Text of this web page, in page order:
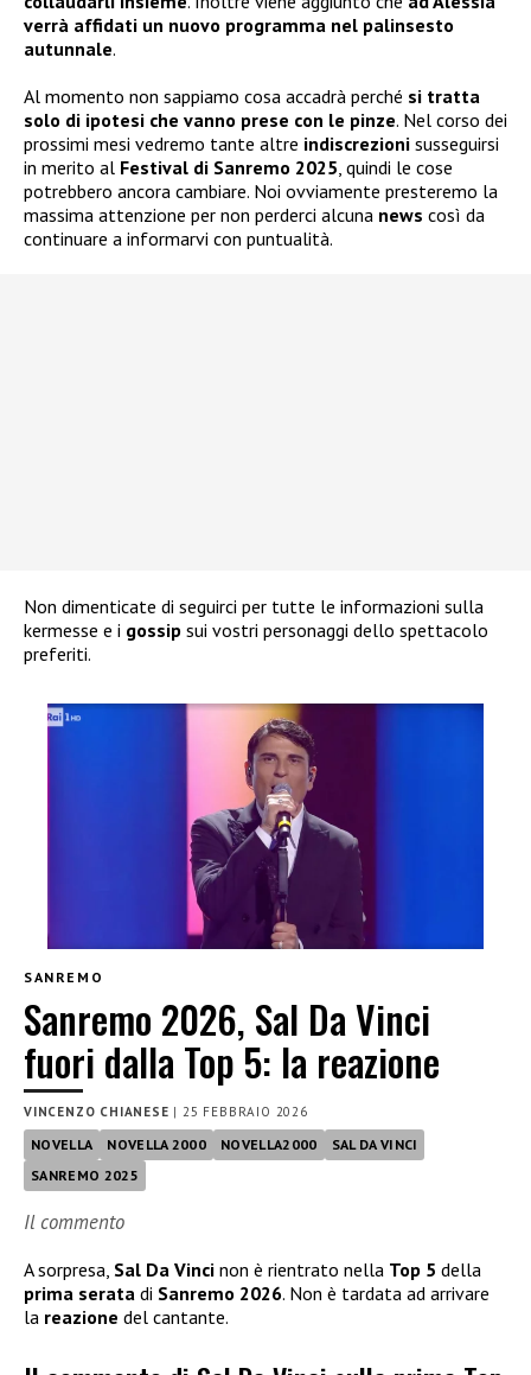
verrà affidati un nuovo programma nel palinsesto
autunnale.
Al momento non sappiamo cosa accadrà perché si tratta
solo di ipotesi che vanno prese con le pinze. Nel corso dei
prossimi mesi vedremo tante altre indiscrezioni susseguirsi
in merito al Festival di Sanremo 2025, quindi le cose
potrebbero ancora cambiare. Noi ovviamente presteremo la
massima attenzione per non perderci alcuna news così da
continuare a informarvi con puntualità.
Non dimenticate di seguirci per tutte le informazioni sulla
kermesse e i gossip sui vostri personaggi dello spettacolo
preferiti.
SANREMO
Sanremo 2026, Sal Da Vinci
fuori dalla Top 5: la reazione
VINCENZO CHIANESE | 25 FEBBRAIO 2026
NOVELLA NOVELLA 2000 NOVELLA2000
SAL DA VINCI
SANREMO 2025
Il commento
A sorpresa, Sal Da Vinci non è rientrato nella Top 5 della
prima serata di Sanremo 2026. Non è tardata ad arrivare
la reazione del cantante.